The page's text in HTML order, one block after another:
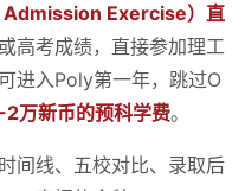
Exercise）直
高考成绩，直接参加理工
进入Poly第一年，跳过O
2万新币的预科学费。
间线、五校对比、录取后